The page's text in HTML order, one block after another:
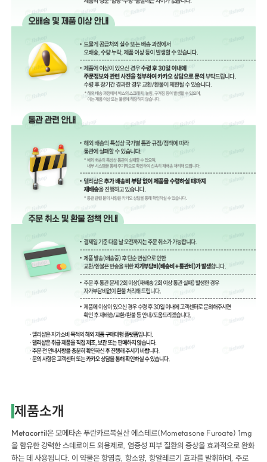
제품소개
Metacortil은 모메타손 푸란카르복실산 에스테르(Mometasone Furoate) 1mg
을 함유한 강력한 스테로이드 외용제로, 염증성 피부 질환의 증상을 효과적으로 완화
하는 데 사용됩니다. 이 약물은 항염증, 항소양, 항알레르기 효과를 발휘하며, 주로